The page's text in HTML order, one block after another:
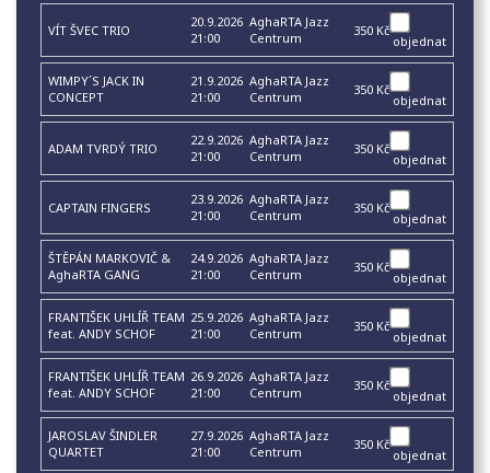
VÍT ŠVEC TRIO
20.9.2026
21:00
AghaRTA Jazz
Centrum
350 Kč
objednat
WIMPY´S JACK IN
CONCEPT
21.9.2026
21:00
AghaRTA Jazz
Centrum
350 Kč
objednat
ADAM TVRDÝ TRIO
22.9.2026
21:00
AghaRTA Jazz
Centrum
350 Kč
objednat
CAPTAIN FINGERS
23.9.2026
21:00
AghaRTA Jazz
Centrum
350 Kč
objednat
ŠTĚPÁN MARKOVIČ &
AghaRTA GANG
24.9.2026
21:00
AghaRTA Jazz
Centrum
350 Kč
objednat
FRANTIŠEK UHLÍŘ TEAM
feat. ANDY SCHOF
25.9.2026
21:00
AghaRTA Jazz
Centrum
350 Kč
objednat
FRANTIŠEK UHLÍŘ TEAM
feat. ANDY SCHOF
26.9.2026
21:00
AghaRTA Jazz
Centrum
350 Kč
objednat
JAROSLAV ŠINDLER
QUARTET
27.9.2026
21:00
AghaRTA Jazz
Centrum
350 Kč
objednat